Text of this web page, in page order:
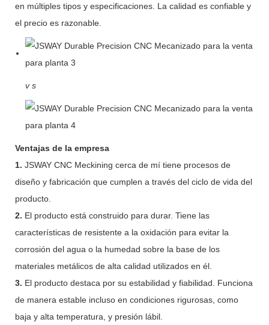
en múltiples tipos y especificaciones. La calidad es confiable y
el precio es razonable.
vs
Ventajas de la empresa
1. JSWAY CNC Meckining cerca de mí tiene procesos de
diseño y fabricación que cumplen a través del ciclo de vida del
producto.
2. El producto está construido para durar. Tiene las
características de resistente a la oxidación para evitar la
corrosión del agua o la humedad sobre la base de los
materiales metálicos de alta calidad utilizados en él.
3. El producto destaca por su estabilidad y fiabilidad. Funciona
de manera estable incluso en condiciones rigurosas, como
baja y alta temperatura, y presión lábil.